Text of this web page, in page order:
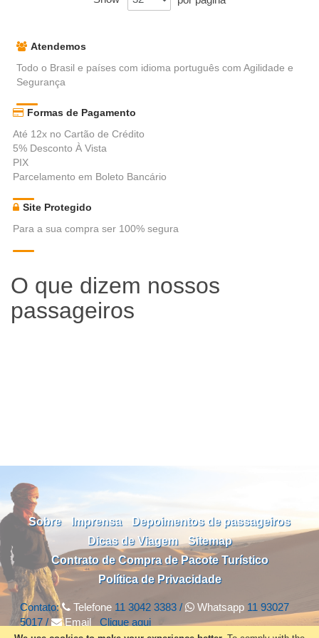
Atendemos
Todo o Brasil e países com idioma português com Agilidade e
Segurança
Formas de Pagamento
Até 12x no Cartão de Crédito
5% Desconto À Vista
PIX
Parcelamento em Boleto Bancário
Site Protegido
Para a sua compra ser 100% segura
O que dizem nossos
passageiros
Sobre Imprensa
Depoimentos de passageiros
Dicas de Viagem
Sitemap
Contrato de Compra de Pacote Turístico
Política de Privacidade
Contato: Telefone 11 3042 3383 / Whatsapp 11 93027
5017 /
Email Clique aqui